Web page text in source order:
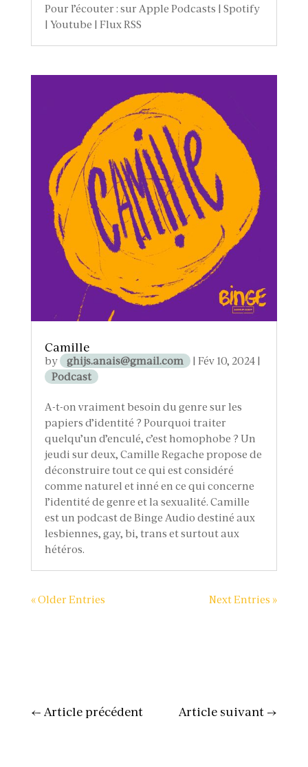
Pour l’écouter : sur Apple Podcasts | Spotify
| Youtube | Flux RSS
Camille
by ghijs.anais@gmail.com | Fév 10, 2024|
Podcast
A-t-on vraiment besoin du genre sur les
papiers d’identité ? Pourquoi traiter
quelqu’un d’enculé, c’est homophobe ? Un
jeudi sur deux, Camille Regache propose de
déconstruire tout ce qui est considéré
comme naturel et inné en ce qui concerne
l’identité de genre et la sexualité. Camille
est un podcast de Binge Audio destiné aux
lesbiennes, gay, bi, trans et surtout aux
hétéros.
« Older Entries Next Entries »
← Article précédent Article suivant →